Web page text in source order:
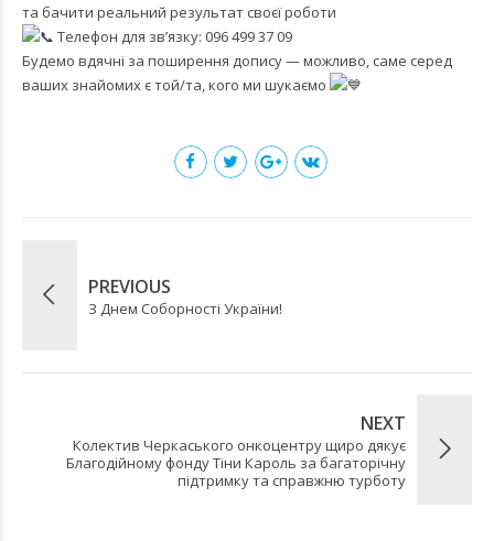
та бачити реальний результат своєї роботи
Телефон для зв’язку: 096 499 37 09
Будемо вдячні за поширення допису — можливо, саме серед
ваших знайомих є той/та, кого ми шукаємо
PREVIOUS
З Днем Соборності України!
NEXT
Колектив Черкаського онкоцентру щиро дякує
Благодійному фонду Тіни Кароль за багаторічну
підтримку та справжню турботу